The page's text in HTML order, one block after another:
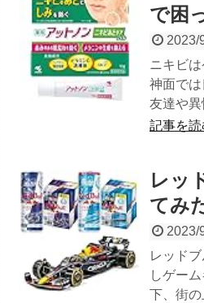
で困
2023/
ニキビ
神面では
友達や異
記事を読
レッ
てみ
2023/
レッド
しゲー
下、街の